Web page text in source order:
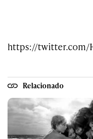
https://twitter.com/
Relacionado